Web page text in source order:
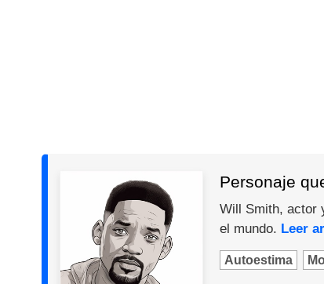
Personaje
Will Smith, actor
el mundo. Leer
Autoestima